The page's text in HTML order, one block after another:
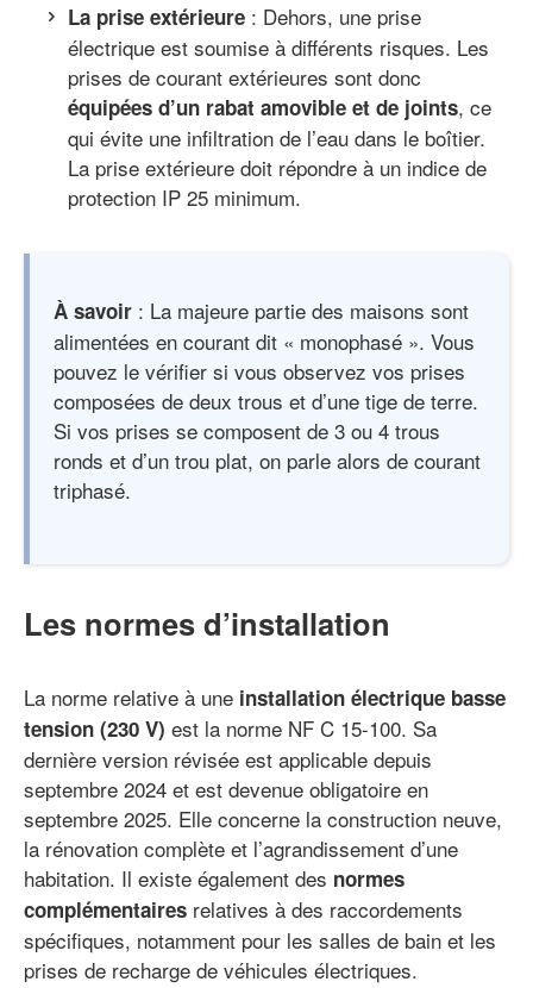
La prise extérieure : Dehors, une prise
électrique est soumise à différents risques. Les
prises de courant extérieures sont donc
équipées d’un rabat amovible et de joints, ce
qui évite une infiltration de l’eau dans le boîtier.
La prise extérieure doit répondre à un indice de
protection IP 25 minimum.
À savoir : La majeure partie des maisons sont
alimentées en courant dit « monophasé ». Vous
pouvez le vérifier si vous observez vos prises
composées de deux trous et d’une tige de terre.
Si vos prises se composent de 3 ou 4 trous
ronds et d’un trou plat, on parle alors de courant
triphasé.
Les normes d’installation
La norme relative à une installation électrique basse
tension (230 V) est la norme NF C 15-100. Sa
dernière version révisée est applicable depuis
septembre 2024 et est devenue obligatoire en
septembre 2025. Elle concerne la construction neuve,
la rénovation complète et l’agrandissement d’une
habitation. Il existe également des normes
complémentaires relatives à des raccordements
spécifiques, notamment pour les salles de bain et les
prises de recharge de véhicules électriques.